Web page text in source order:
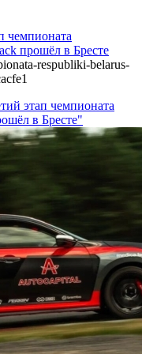
чемпионата
прошёл в Бресте
respubliki-belarus-
этап чемпионата
в Бресте"